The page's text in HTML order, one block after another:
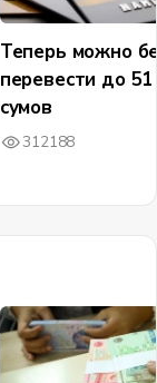
Теперь можно
перевести до
сумов
312188